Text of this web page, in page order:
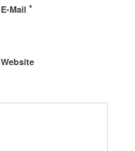
E-Mail *
Website